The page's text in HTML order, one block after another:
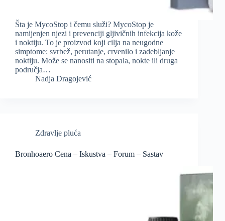
Šta je MycoStop i čemu služi? MycoStop je
namijenjen njezi i prevenciji gljivičnih infekcija kože
i noktiju. To je proizvod koji cilja na neugodne
simptome: svrbež, perutanje, crvenilo i zadebljanje
noktiju. Može se nanositi na stopala, nokte ili druga
područja…
Nadja Dragojević
Zdravlje pluća
Bronhoaero Cena – Iskustva – Forum – Sastav